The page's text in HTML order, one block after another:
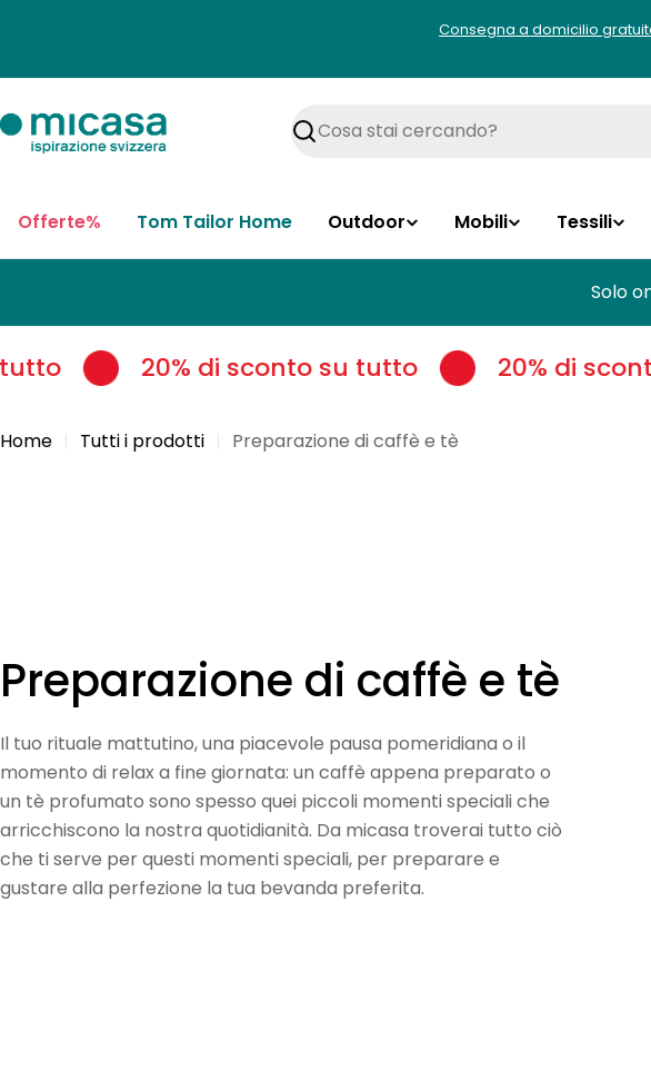
Consegna a domicilio
Cerca
Offerte% Tom Tailor Home Outdoor Mobili Tessili
Solo
20% di sconto su tutto 20% di
Home Tutti i prodotti Preparazione di caffè e tè
C
o
l
l
e
Preparazione di caffè e tè
Il tuo rituale mattutino, una piacevole pausa pomeridiana o il
momento di relax a fine giornata: un caffè appena preparato o
un tè profumato sono spesso quei piccoli momenti speciali che
arricchiscono la nostra quotidianità. Da micasa troverai tutto ciò
che ti serve per questi momenti speciali, per preparare e
gustare alla perfezione la tua bevanda preferita.